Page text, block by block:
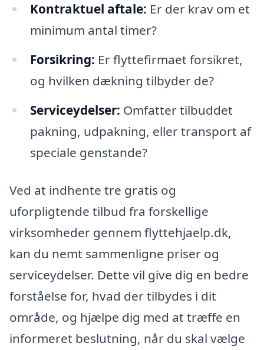
Kontraktuel aftale: Er der krav om et
minimum antal timer?
Forsikring: Er flyttefirmaet forsikret,
og hvilken dækning tilbyder de?
Serviceydelser: Omfatter tilbuddet
pakning, udpakning, eller transport af
speciale genstande?
Ved at indhente tre gratis og
uforpligtende tilbud fra forskellige
virksomheder gennem flyttehjaelp.dk,
kan du nemt sammenligne priser og
serviceydelser. Dette vil give dig en bedre
forståelse for, hvad der tilbydes i dit
område, og hjælpe dig med at træffe en
informeret beslutning, når du skal vælge